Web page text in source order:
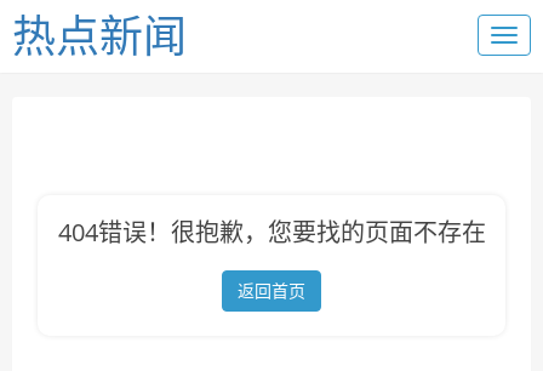
热点新闻
404错误！很抱歉，您要找的页面不存在
返回首页